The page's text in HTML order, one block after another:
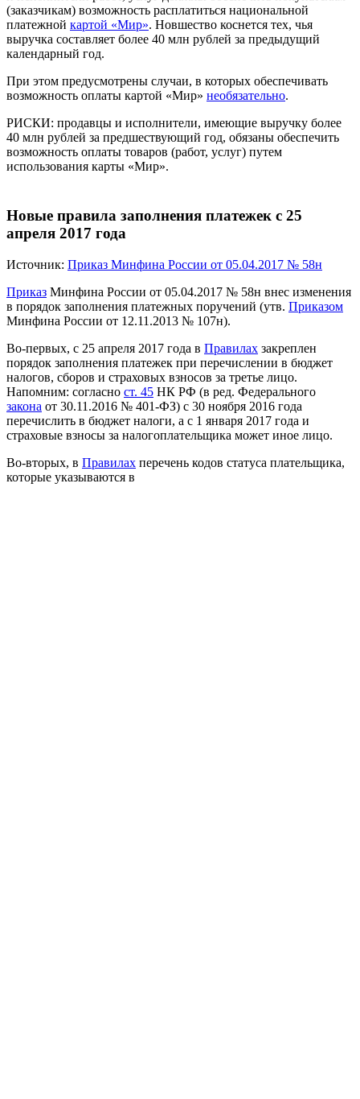
(заказчикам) возможность расплатиться национальной
платежной картой «Мир». Новшество коснется тех, чья
выручка составляет более 40 млн рублей за предыдущий
календарный год.
При этом предусмотрены случаи, в которых обеспечивать
возможность оплаты картой «Мир» необязательно.
РИСКИ: продавцы и исполнители, имеющие выручку более
40 млн рублей за предшествующий год, обязаны обеспечить
возможность оплаты товаров (работ, услуг) путем
использования карты «Мир».
Новые правила заполнения платежек с 25
апреля 2017 года
Источник: Приказ Минфина России от 05.04.2017 № 58н
Приказ Минфина России от 05.04.2017 № 58н внес изменения
в порядок заполнения платежных поручений (утв. Приказом
Минфина России от 12.11.2013 № 107н).
Во-первых, с 25 апреля 2017 года в Правилах закреплен
порядок заполнения платежек при перечислении в бюджет
налогов, сборов и страховых взносов за третье лицо.
Напомним: согласно ст. 45 НК РФ (в ред. Федерального
закона от 30.11.2016 № 401-ФЗ) с 30 ноября 2016 года
перечислить в бюджет налоги, а с 1 января 2017 года и
страховые взносы за налогоплательщика может иное лицо.
Во-вторых, в Правилах перечень кодов статуса плательщика,
которые указываются в